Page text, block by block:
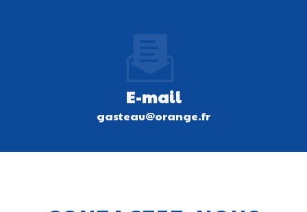
E-mail
gasteau@orange.fr